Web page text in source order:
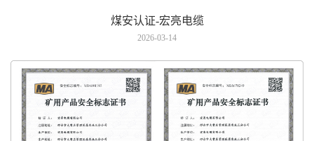
煤安认证-宏亮电缆
2026-03-14